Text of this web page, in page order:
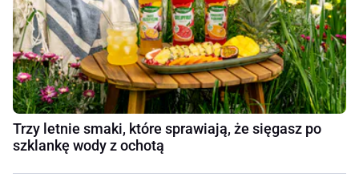
Trzy letnie smaki, które sprawiają, że sięgasz po
szklankę wody z ochotą